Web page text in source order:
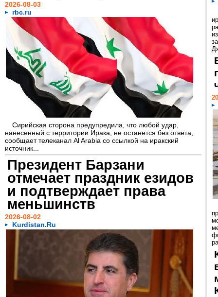
2026-08-03
rbc.ru
Сирийская сторона предупредила, что любой удар,
нанесенный с территории Ирака, не останется без ответа,
сообщает телеканал Al Arabia со ссылкой на иракский
источник...
Президент Барзани
отмечает праздник езидов
и подтверждает права
меньшинств
2026-08-02
Kurdistan.Ru